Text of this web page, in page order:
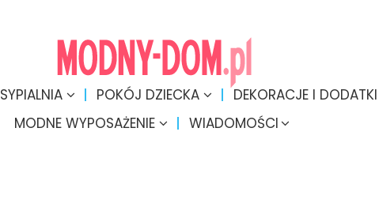
SYPIALNIA POKÓJ DZIECKA DEKORACJE I DODATKI
MODNE WYPOSAŻENIE
WIADOMOŚCI